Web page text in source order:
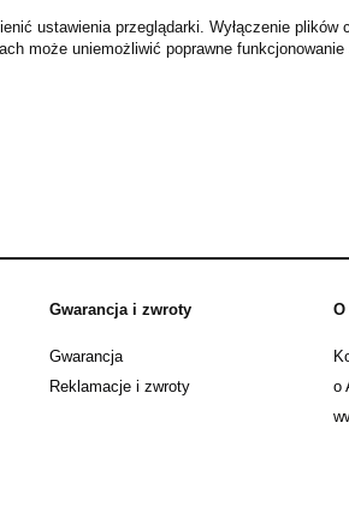
ustawienia przeglądarki. Wyłączenie plików
może uniemożliwić poprawne funkcjonowanie
Gwarancja i zwroty
Gwarancja
Reklamacje i zwroty
o